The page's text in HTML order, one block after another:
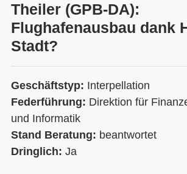
Theiler (GPB-DA):
Flughafenausbau dank
Stadt?
Geschäftstyp: Interpellation
Federführung: Direktion für
und Informatik
Stand Beratung: beantwortet
Dringlich: Ja